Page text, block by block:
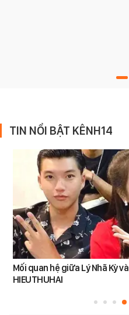
TIN NỔI BẬT KÊNH14
Mối quan hệ giữa Lý Nhã Kỳ và
HIEUTHUHAI